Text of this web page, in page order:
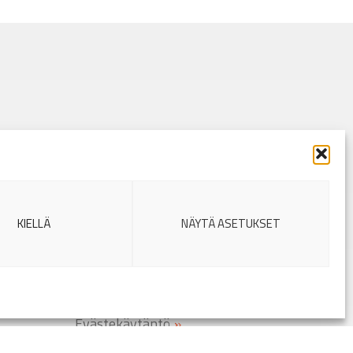
KIELLÄ NÄYTÄ ASETUKSET
Spitec työnantajana
Evästekäytäntö